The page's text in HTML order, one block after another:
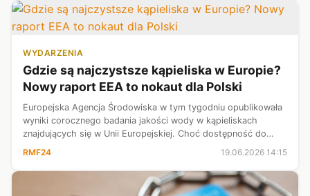
WYDARZENIA
Gdzie są najczystsze kąpieliska w Europie?
Nowy raport EEA to nokaut dla Polski
Europejska Agencja Środowiska w tym tygodniu opublikowała
wyniki corocznego badania jakości wody w kąpieliskach
znajdujących się w Unii Europejskiej. Choć dostępność do
RMF24 19.06.2026 14:15